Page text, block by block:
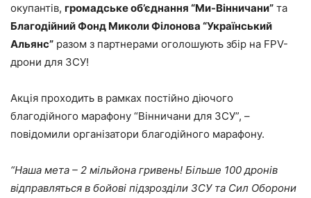
окупантів, громадське об’єднання “Ми-Вінничани” та
Благодійний Фонд Миколи Філонова “Український
Альянс” разом з партнерами оголошують збір на FPV-
дрони для ЗСУ!
Акція проходить в рамках постійно діючого
благодійного марафону “Вінничани для ЗСУ”, –
повідомили організатори благодійного марафону.
“Наша мета – 2 мільйона гривень! Більше 100 дронів
відправляться в бойові підзрозділи ЗСУ та Сил Оборони